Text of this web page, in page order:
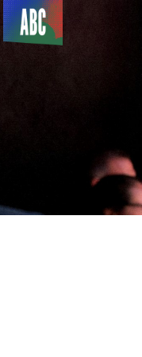
Du côté
de l’ABC